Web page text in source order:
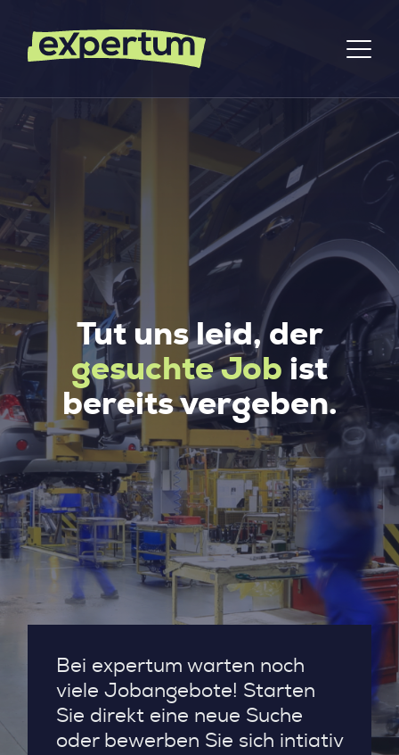
Tut uns leid, der
gesuchte Job ist
bereits vergeben.
Bei expertum warten noch
viele Jobangebote! Starten
Sie direkt eine neue Suche
oder bewerben Sie sich intiativ